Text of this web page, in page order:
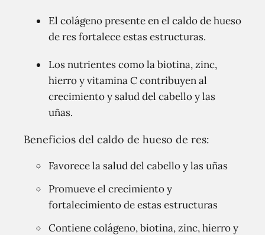
El colágeno presente en el caldo de hueso
de res fortalece estas estructuras.
Los nutrientes como la biotina, zinc,
hierro y vitamina C contribuyen al
crecimiento y salud del cabello y las
uñas.
Beneficios del caldo de hueso de res:
Favorece la salud del cabello y las uñas
Promueve el crecimiento y
fortalecimiento de estas estructuras
Contiene colágeno, biotina, zinc, hierro y